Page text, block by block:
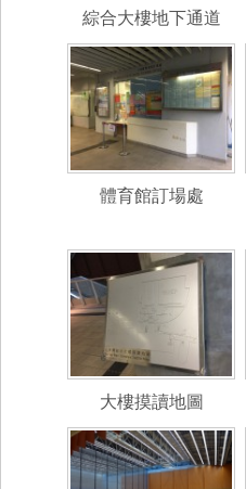
綜合大樓地下通道
體育館訂場處
大樓摸讀地圖